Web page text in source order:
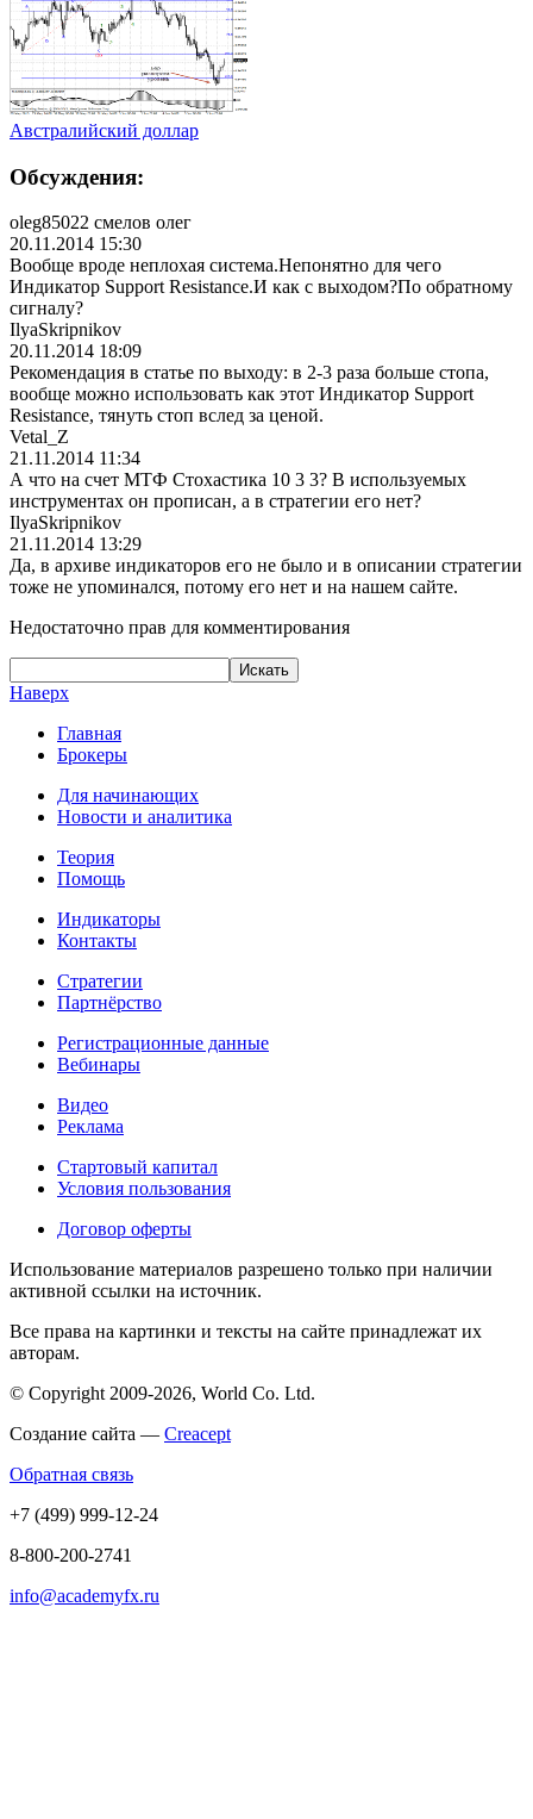
Австралийский доллар
Обсуждения:
oleg85022 смелов oлег
20.11.2014 15:30
Вообще вроде неплохая система.Непонятно для чего
Индикатор Support Resistance.И как с выходом?По обратному
сигналу?
IlyaSkripnikov
20.11.2014 18:09
Рекомендация в статье по выходу: в 2-3 раза больше стопа,
вообще можно использовать как этот Индикатор Support
Resistance, тянуть стоп вслед за ценой.
Vetal_Z
21.11.2014 11:34
А что на счет МТФ Стохастика 10 3 3? В используемых
инструментах он прописан, а в стратегии его нет?
IlyaSkripnikov
21.11.2014 13:29
Да, в архиве индикаторов его не было и в описании стратегии
тоже не упоминался, потому его нет и на нашем сайте.
Недостаточно прав для комментирования
Наверх
Главная
Брокеры
Для начинающих
Новости и аналитика
Теория
Помощь
Индикаторы
Контакты
Стратегии
Партнёрство
Регистрационные данные
Вебинары
Видео
Реклама
Стартовый капитал
Условия пользования
Договор оферты
Использование материалов разрешено только при наличии
активной ссылки на источник.
Все права на картинки и тексты на сайте принадлежат их
авторам.
© Copyright 2009-2026, World Co. Ltd.
Создание сайта — Creacept
Обратная связь
+7 (499) 999-12-24
8-800-200-2741
info@academyfx.ru